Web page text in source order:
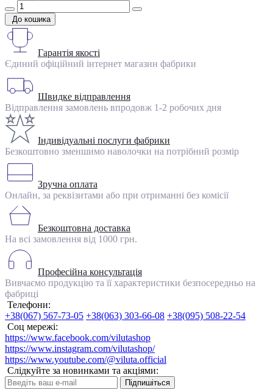
До кошика
Гарантія якості
Єдиний офіційний інтернет магазин фабрики
Швидке відправлення
Відправлення замовлень впродовж 1-2 робочих дня
Індивідуальні послуги фабрики
Безкоштовно зменшимо наволочки на потрібний розмір
Зручна оплата
Онлайн, за реквізитами або при отриманні без комісії
Безкоштовна доставка
На всі замовлення від 1000 грн.
Професійна консультація
Вивчаємо продукцію та її характеристики безпосередньо на
фабриці
Телефони:
+38(067) 567-73-05 +38(063) 303-66-08 +38(095) 508-22-54
Соц мережі:
https://www.facebook.com/vilutashop
https://www.instagram.com/vilutashop/
https://www.youtube.com/@viluta.official
Слідкуйте за новинками та акціями:
Підпишіться